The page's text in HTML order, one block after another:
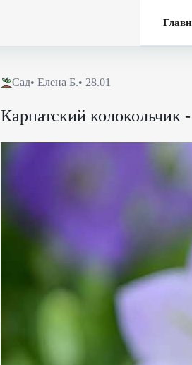
Сад• Елена Б.• 28.01
Карпатский колокольчик